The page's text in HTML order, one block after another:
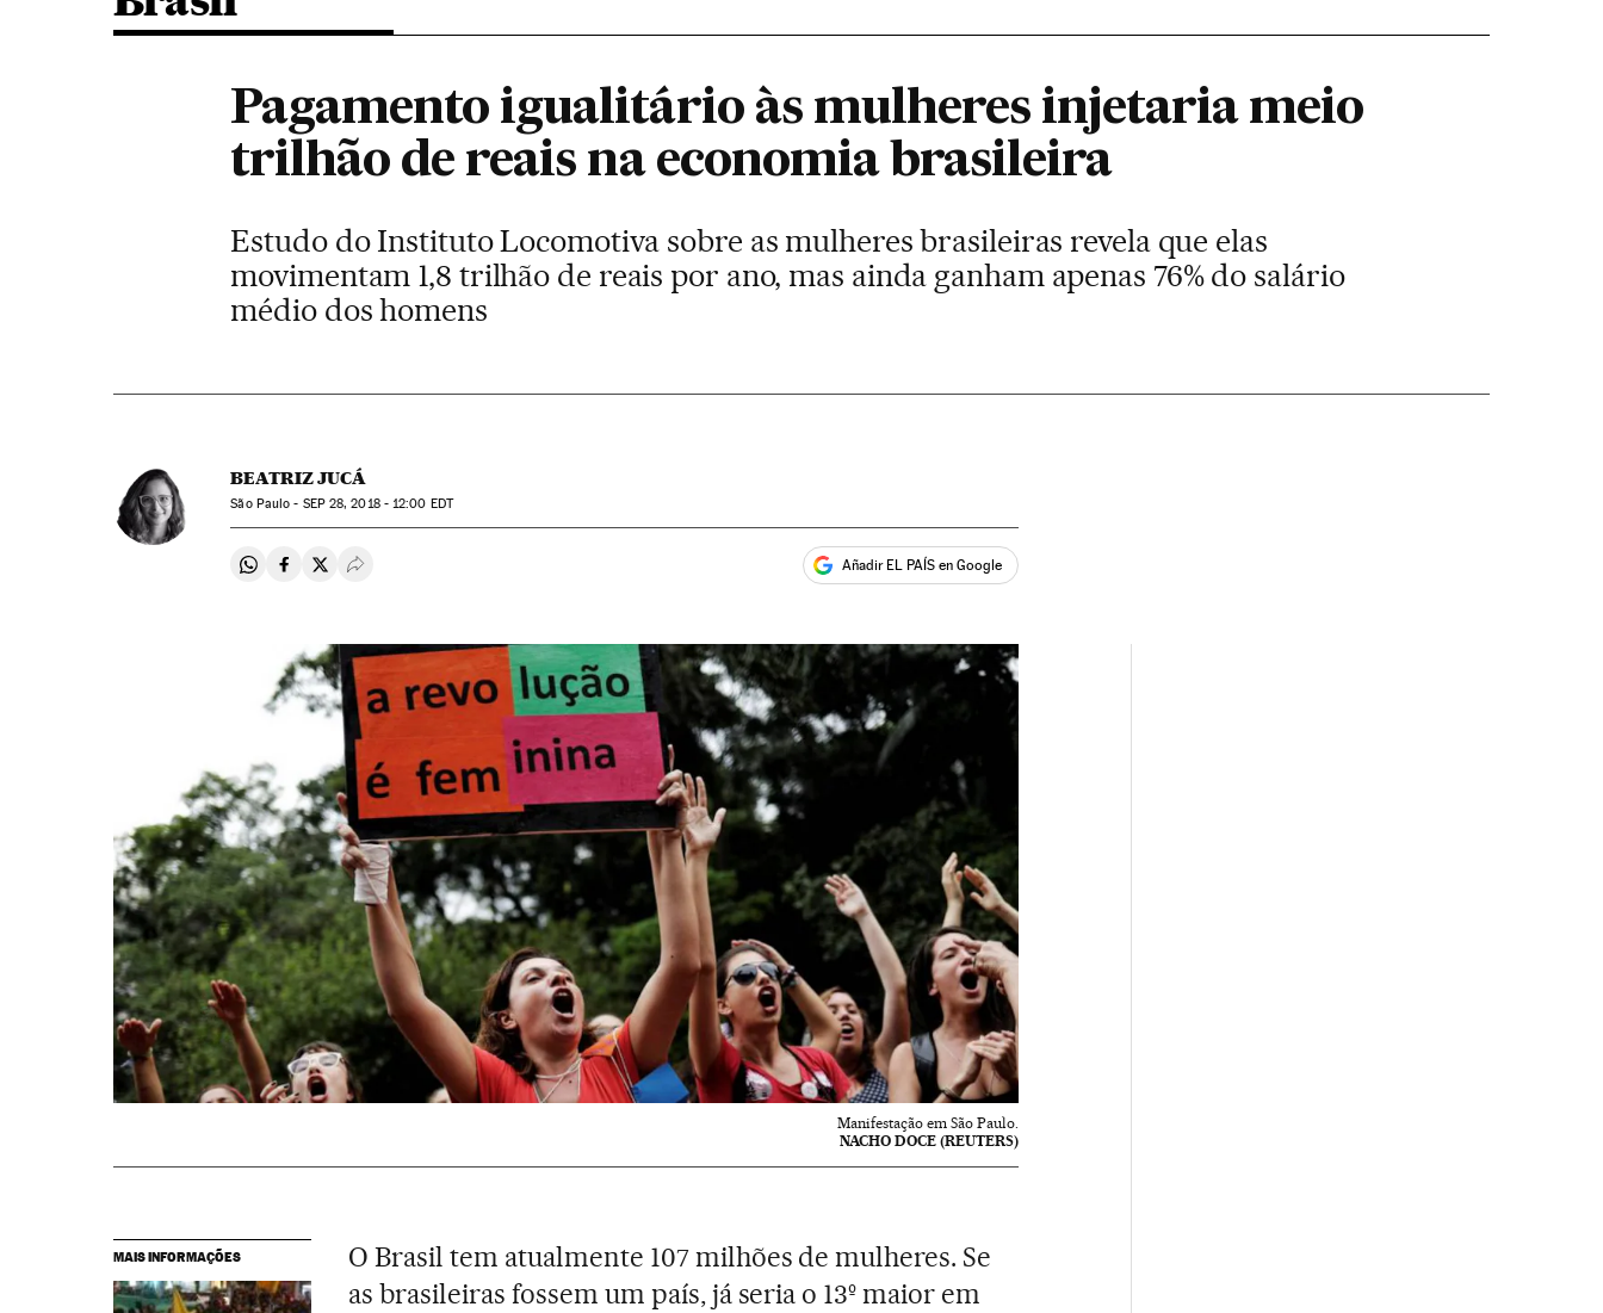
Pagamento igualitário às mulheres injetaria meio
trilhão de reais na economia brasileira
Estudo do Instituto Locomotiva sobre as mulheres brasileiras revela que elas
movimentam 1,8 trilhão de reais por ano, mas ainda ganham apenas 76% do salário
médio dos homens
BEATRIZ JUCÁ
São Paulo - SEP28, 2018 - 12:00 EDT
Compartir en Whatsapp
Compartir en Facebook
Compartir en Twitter
Desplegar Redes Sociales Añadir EL PAÍS en Google
Manifestação em São Paulo.
NACHO DOCE (REUTERS)
MAIS INFORMAÇÕES
O Brasil tem atualmente 107 milhões de mulheres. Se
as brasileiras fossem um país, já seria o 13º maior em